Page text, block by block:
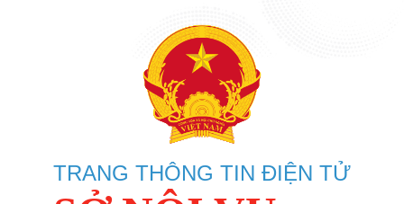
TRANG THÔNG TIN ĐIỆN TỬ